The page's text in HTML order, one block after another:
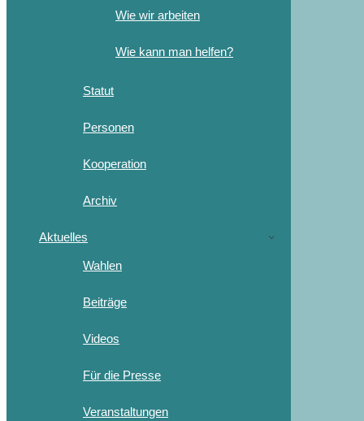
Wie wir arbeiten
Wie kann man helfen?
Statut
Personen
Kooperation
Archiv
Aktuelles
Wahlen
Beiträge
Videos
Für die Presse
Veranstaltungen